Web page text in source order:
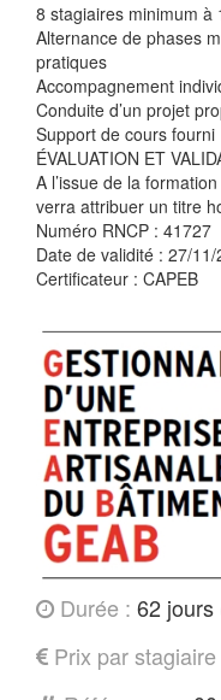
8 stagiaires minimum à
Alternance de phases
pratiques
Accompagnement
Conduite d’un projet
Support de cours fourni
ÉVALUATION ET
A l’issue de la
verra attribuer un titre
Numéro RNCP : 41727
Date de validité : 27/11/
Certificateur : CAPEB
Durée : 62 jours
Prix par stagiaire